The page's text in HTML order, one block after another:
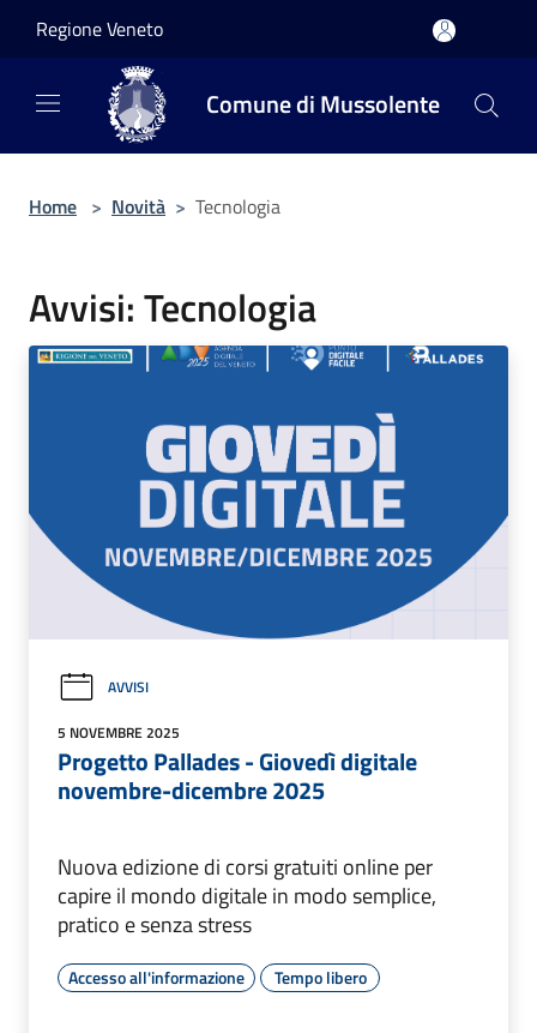
Regione Veneto
Comune di Mussolente
Home > Novità > Tecnologia
Avvisi: Tecnologia
AVVISI
5 NOVEMBRE 2025
Progetto Pallades - Giovedì digitale
novembre-dicembre 2025
Nuova edizione di corsi gratuiti online per
capire il mondo digitale in modo semplice,
pratico e senza stress
Accesso all'informazione Tempo libero